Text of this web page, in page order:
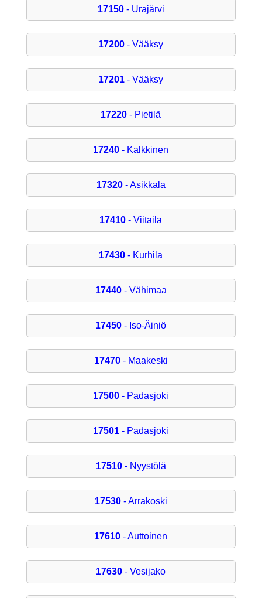
17150- Urajärvi
17200 - Vääksy
17201 - Vääksy
17220 - Pietilä
17240 - Kalkkinen
17320- Asikkala
17410 - Viitaila
17430 - Kurhila
17440- Vähimaa
17450 - Iso-Äiniö
17470- Maakeski
17500 - Padasjoki
17501 - Padasjoki
17510- Nyystölä
17530- Arrakoski
17610 - Auttoinen
17630 - Vesijako